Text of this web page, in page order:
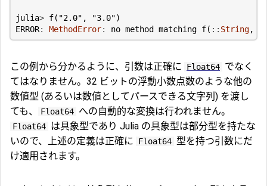
julia> f( "2.0" , "3.0")
ERROR: MethodError: no method matching f( :: String,
この例から分かるように、引数は正確に Float64 でなく
てはなりません。32 ビットの浮動小数点数のような他の
数値型 (あるいは数値としてパースできる文字列) を渡し
ても、
Float64 への自動的な変換は行われません。
Float64 は具象型であり Julia の具象型は部分型を持たな
いので、上述の定義は正確に
Float64 型を持つ引数にだ
け適用されます。